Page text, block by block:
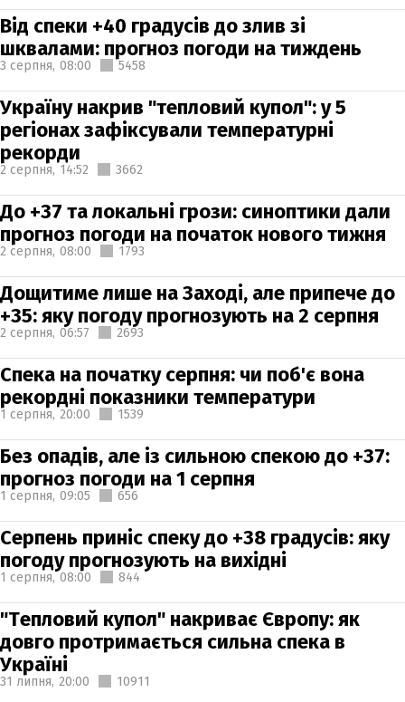
Від спеки +40 градусів до злив зі
шквалами: прогноз погоди на тиждень
3 серпня, 08:00 5458
Україну накрив "тепловий купол": у 5
регіонах зафіксували температурні
рекорди
2 серпня, 14:52 3662
До +37 та локальні грози: синоптики дали
прогноз погоди на початок нового тижня
2 серпня, 08:00 1793
Дощитиме лише на Заході, але припече до
+35: яку погоду прогнозують на 2 серпня
2 серпня, 06:57 2693
Спека на початку серпня: чи поб'є вона
рекордні показники температури
1 серпня, 20:00 1539
Без опадів, але із сильною спекою до +37:
прогноз погоди на 1 серпня
1 серпня, 09:05 656
Серпень приніс спеку до +38 градусів: яку
погоду прогнозують на вихідні
1 серпня, 08:00 844
"Тепловий купол" накриває Європу: як
довго протримається сильна спека в
Україні
31 липня, 20:00 10911